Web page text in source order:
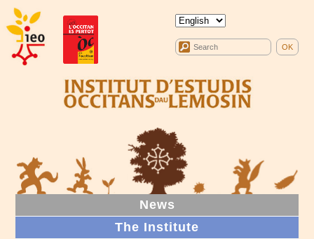
News
The Institute